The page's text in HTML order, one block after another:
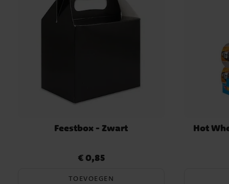
Feestbox - Zwart
Prijs:€ 0,85
€ 0,85
TOEVOEGEN
Hot